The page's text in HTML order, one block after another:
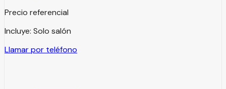
Precio referencial
Incluye: Solo salón
Llamar por teléfono